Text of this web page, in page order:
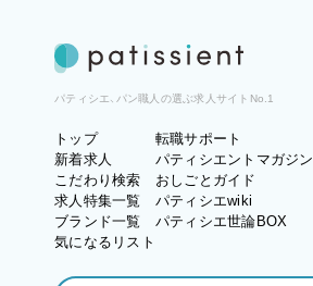
パティシエ、パン職人の選ぶ求人サイトNo.1
トップ
新着求人
こだわり検索
求人特集一覧
ブランド一覧
気になるリスト
転職サポート
パティシエントマガジン
おしごとガイド
パティシエwiki
パティシエ世論BOX